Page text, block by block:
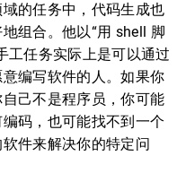
的任务中，代码生成也
组合。他以“用 shell 脚
工任务实际上是可以通过
编写软件的人。如果你
己不是程序员，你可能
码，也可能找不到一个
件来解决你的特定问